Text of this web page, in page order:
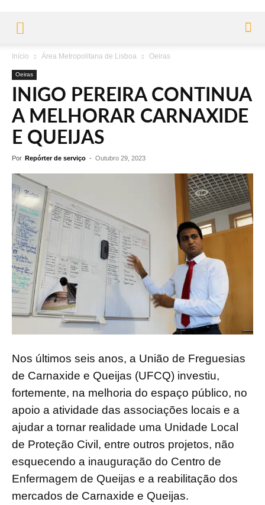
Início Área Metropolitana de Lisboa Oeiras
Oeiras
INIGO PEREIRA CONTINUA
A MELHORAR CARNAXIDE
E QUEIJAS
Por Repórter de serviço - Outubro 29, 2023
Nos últimos seis anos, a União de Freguesias
de Carnaxide e Queijas (UFCQ) investiu,
fortemente, na melhoria do espaço público, no
apoio a atividade das associações locais e a
ajudar a tornar realidade uma Unidade Local
de Proteção Civil, entre outros projetos, não
esquecendo a inauguração do Centro de
Enfermagem de Queijas e a reabilitação dos
mercados de Carnaxide e Queijas.